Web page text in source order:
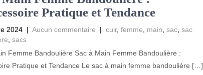
Pratique et Tendance
2024 | Aucun commentaire | cuir, femme main sac, sac
sacs
Femme Bandoulière Sac à Main Femme Bandoulière :
Pratique et Tendance Le sac à main femme bandoulière […]